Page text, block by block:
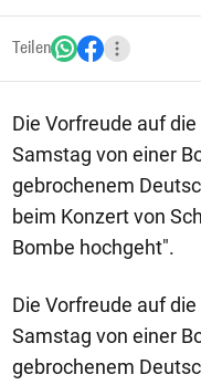
Teilen
Die Vorfreude auf
Samstag von einer
gebrochenem
beim Konzert von
Bombe hochgeht".
Die Vorfreude auf
Samstag von einer
gebrochenem